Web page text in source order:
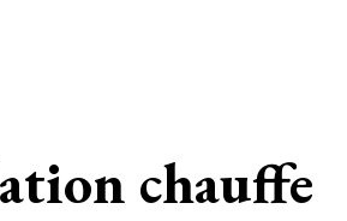
chauffe